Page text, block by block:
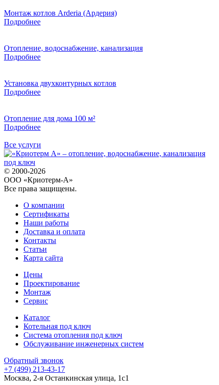
Монтаж котлов Arderia (Ардерия)
Подробнее
Отопление, водоснабжение, канализация
Подробнее
Установка двухконтурных котлов
Подробнее
Отопление для дома 100 м²
Подробнее
Все услуги
© 2000-2026
ООО «Криотерм-А»
Все права защищены.
О компании
Сертификаты
Наши работы
Доставка и оплата
Контакты
Статьи
Карта сайта
Цены
Проектирование
Монтаж
Сервис
Каталог
Котельная под ключ
Система отопления под ключ
Обслуживание инженерных систем
Обратный звонок
+7 (499) 213-43-17
Москва, 2-я Останкинская улица, 1с1